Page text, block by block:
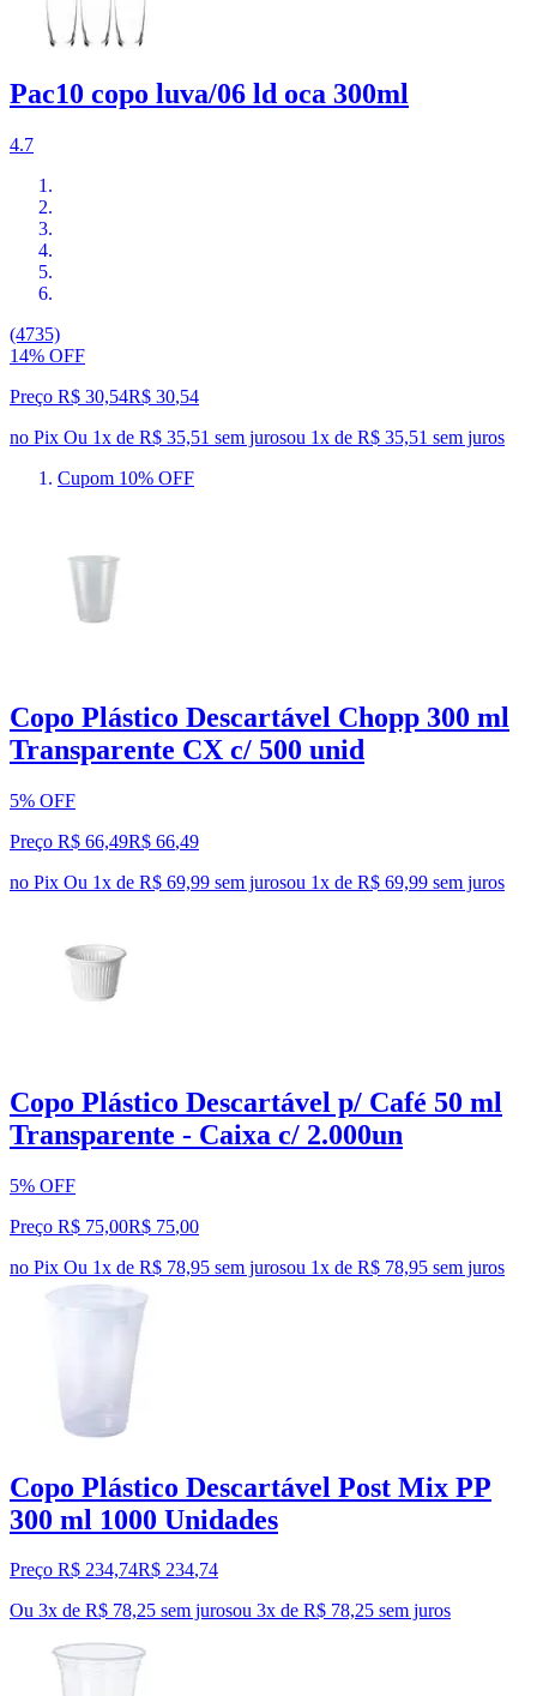
Pac10 copo luva/06 ld oca 300ml
4.7
(4735)
14% OFF
Preço R$ 30,54R$ 30,54
no Pix Ou 1x de R$ 35,51 sem jurosou 1x de R$ 35,51 sem juros
Cupom 10% OFF
Copo Plástico Descartável Chopp 300 ml
Transparente CX c/ 500 unid
5% OFF
Preço R$ 66,49R$ 66,49
no Pix Ou 1x de R$ 69,99 sem jurosou 1x de R$ 69,99 sem juros
Copo Plástico Descartável p/ Café 50 ml
Transparente - Caixa c/ 2.000un
5% OFF
Preço R$ 75,00R$ 75,00
no Pix Ou 1x de R$ 78,95 sem jurosou 1x de R$ 78,95 sem juros
Copo Plástico Descartável Post Mix PP
300 ml 1000 Unidades
Preço R$ 234,74R$ 234,74
Ou 3x de R$ 78,25 sem jurosou 3x de R$ 78,25 sem juros